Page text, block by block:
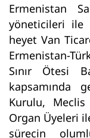
Ermenistan
yöneticileri ile
heyet Van
Ermenistan-
Sınır Ötesi
kapsamında
Kurulu,
Organ Üyeleri
sürecin